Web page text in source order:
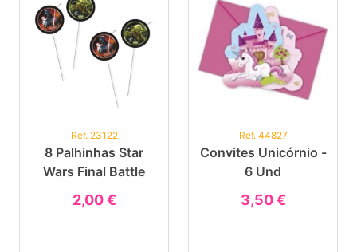
Ref. 23122
8 Palhinhas Star
Wars Final Battle
2,00 €
Ref. 44827
Convites Unicórnio -
6 Und
3,50 €